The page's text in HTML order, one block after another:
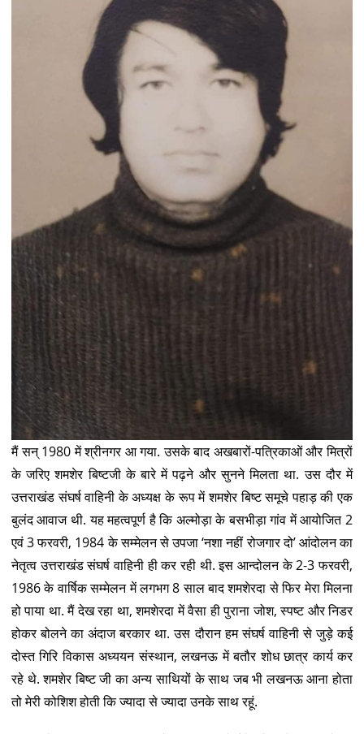
मैं सन् 1980 में श्रीनगर आ गया. उसके बाद अखबारों-पत्रिकाओं और मित्रों
के जरिए शमशेर बिष्टजी के बारे में पढ़ने और सुनने मिलता था. उस दौर में
उत्तराखंड संघर्ष वाहिनी के अध्यक्ष के रूप में शमशेर बिष्ट समूचे पहाड़ की एक
बुलंद आवाज थी. यह महत्वपूर्ण है कि अल्मोड़ा के बसभीड़ा गांव में आयोजित 2
एवं 3 फरवरी, 1984 के सम्मेलन से उपजा ‘नशा नहीं रोजगार दो’ आंदोलन का
नेतृत्व उत्तराखंड संघर्ष वाहिनी ही कर रही थी. इस आन्दोलन के 2-3 फरवरी,
1986 के वार्षिक सम्मेलन में लगभग 8 साल बाद शमशेरदा से फिर मेरा मिलना
हो पाया था. मैं देख रहा था, शमशेरदा में वैसा ही पुराना जोश, स्पष्ट और निडर
होकर बोलने का अंदाज बरकार था. उस दौरान हम संघर्ष वाहिनी से जुड़े कई
दोस्त गिरि विकास अध्ययन संस्थान, लखनऊ में बतौर शोध छात्र कार्य कर
रहे थे. शमशेर बिष्ट जी का अन्य साथियों के साथ जब भी लखनऊ आना होता
तो मेरी कोशिश होती कि ज्यादा से ज्यादा उनके साथ रहूं.